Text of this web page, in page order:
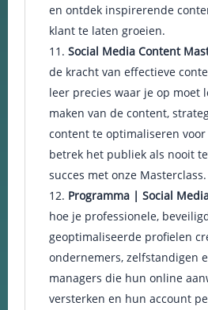
en ontdek inspirerende
klant te laten groeien.
Social Media Content
de kracht van effectieve
leer precies waar je op moet
maken van de content,
content te optimaliseren
betrek het publiek als nooit
succes met onze Masterclass.
Programma | Social
hoe je professionele,
geoptimaliseerde profielen
ondernemers, zelfstandigen
managers die hun online
versterken en hun account